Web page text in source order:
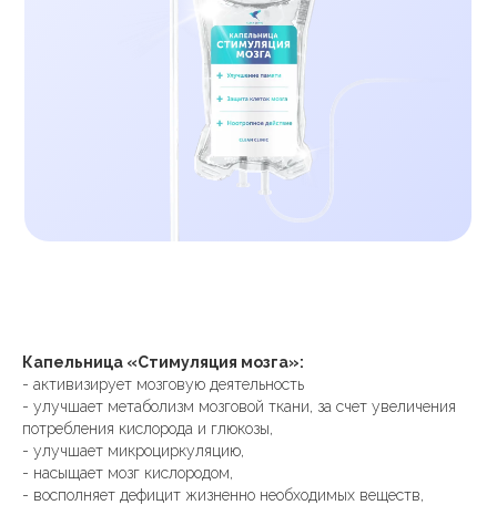
Капельница «Стимуляция мозга»:
- активизирует мозговую деятельность
- улучшает метаболизм мозговой ткани, за счет увеличения
потребления кислорода и глюкозы,
- улучшает микроциркуляцию,
- насыщает мозг кислородом,
- восполняет дефицит жизненно необходимых веществ,